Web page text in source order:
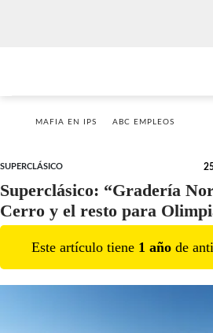
MAFIA EN IPS ABC EMPLEOS
SUPERCLÁSICO
Superclásico: “Gradería
Cerro y el resto para
Este artículo tiene 1 año de